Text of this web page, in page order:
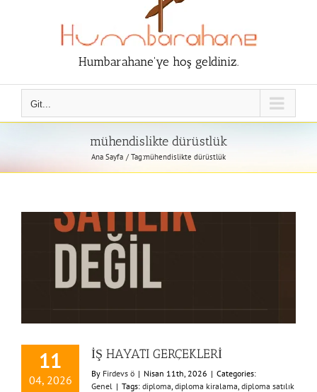
Humbarahane'ye hoş geldiniz.
Git...
mühendislikte dürüstlük
Ana Sayfa Tag:mühendislikte dürüstlük
11
04, 2026
İŞ HAYATI GERÇEKLERİ
By Firdevs ö | Nisan 11th, 2026 | Categories:
Genel | Tags: diploma diploma kiralama diploma satılık